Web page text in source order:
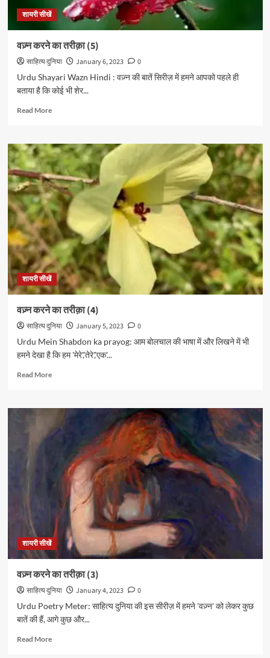
शायरी सीखें
वज़्न करने का तरीक़ा (5)
साहित्य दुनिया January 6, 2023
0
Urdu Shayari Wazn Hindi : वज़्न की बातें सिरीज़ में हमने आपको पहले ही
बताया है कि कोई भी शेर...
Read MoreRead
वज़्न
करने
का
तरीक़ा
(5)
शायरी सीखें
वज़्न करने का तरीक़ा (4)
साहित्य दुनिया January 5, 2023
0
Urdu Mein Shabdon ka prayog: आम बोलचाल की भाषा में और लिखने में भी
हमने देखा है कि हम 'मेरे','तेरे','एक'...
Read MoreRead
वज़्न
का
शायरी सीखें
वज़्न करने का तरीक़ा (3)
साहित्य दुनिया January 4, 2023
0
Urdu Poetry Meter: साहित्य दुनिया की इस सीरीज़ में हमने 'वज़्न' को लेकर कुछ
बातें की हैं, आगे कुछ और...
Read MoreRead